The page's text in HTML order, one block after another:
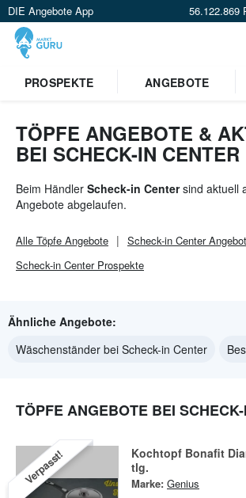
DIE Angebote App 56.122.869
PROSPEKTE
ANGEBOTE
TÖPFE ANGEBOTE &
BEI SCHECK-IN CENTER
Beim Händler Scheck-in Centersind aktuell
Angebote abgelaufen.
Alle Töpfe Angebote Scheck-in Center
Scheck-in CenterProspekte
Ähnliche Angebote:
Wäschenständer bei Scheck-in Center
TÖPFE ANGEBOTE BEI
Verpasst!
Kochtopf Bonafit
tlg.
Marke: Genius